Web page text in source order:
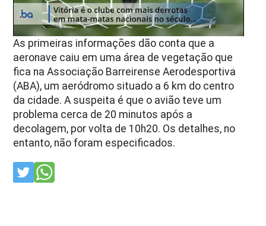
As primeiras informações dão conta que a
aeronave caiu em uma área de vegetação que
fica na Associação Barreirense Aerodesportiva
(ABA), um aeródromo situado a 6 km do centro
da cidade. A suspeita é que o avião teve um
problema cerca de 20 minutos após a
decolagem, por volta de 10h20. Os detalhes, no
entanto, não foram especificados.